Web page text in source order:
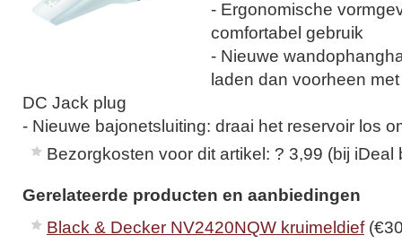
- Ergonomische
comfortabel gebruik
- Nieuwe
laden dan voorheen
DC Jack plug
- Nieuwe bajonetsluiting: draai het reservoir los
Bezorgkosten voor dit artikel: ? 3,99 (bij iDeal
Gerelateerde producten en aanbiedingen
Black & Decker NV2420NQW kruimeldief